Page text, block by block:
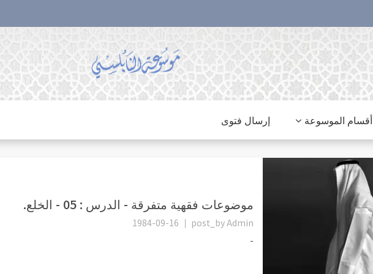
أقسام الموسوعة إرسال فتوى
موضوعات فقهية متفرقة - الدرس : 05 - الخلع.
post_byAdmin
1984-09-16
-